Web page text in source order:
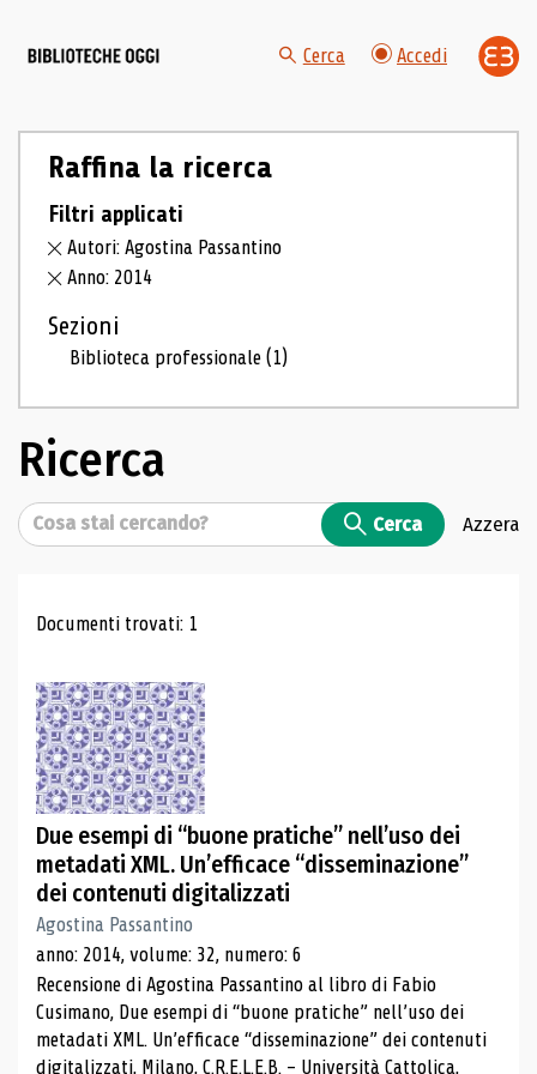
Cerca Accedi
Raffina la ricerca
Filtri applicati
Autori: Agostina Passantino
Anno: 2014
Sezioni
Biblioteca professionale(1)
Ricerca
Cerca Cerca Azzera
Risultati di ricerca
Documenti trovati: 1
Due esempi di “buone pratiche” nell’uso dei
metadati XML. Un’efficace “disseminazione”
dei contenuti digitalizzati
Agostina Passantino
anno: 2014, volume: 32, numero: 6
Recensione di Agostina Passantino al libro di Fabio
Cusimano, Due esempi di “buone pratiche” nell’uso dei
metadati XML. Un’efficace “disseminazione” dei contenuti
digitalizzati, Milano, C.R.E.L.E.B. – Università Cattolica,